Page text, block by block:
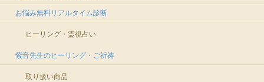
お悩み無料リアルタイム診断
ヒーリング・霊視占い
紫音先生のヒーリング・ご祈祷
取り扱い商品